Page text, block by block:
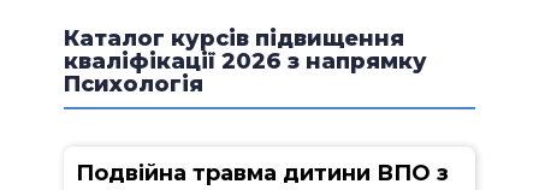
Каталог курсів підвищення
кваліфікації 2026 з напрямку
Психологія
Подвійна травма дитини ВПО з